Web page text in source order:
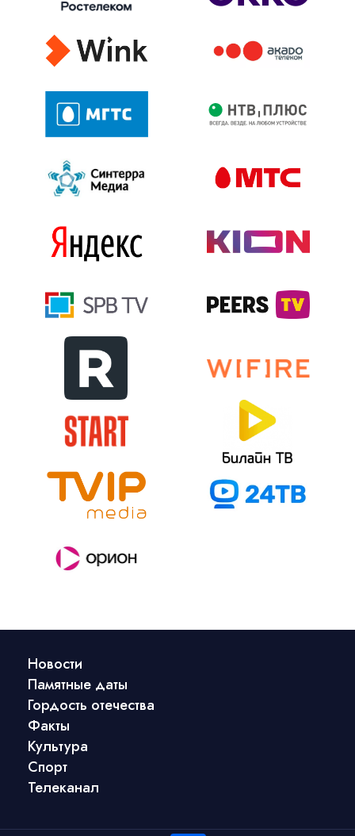
Новости
Памятные даты
Гордость отечества
Факты
Культура
Спорт
Телеканал